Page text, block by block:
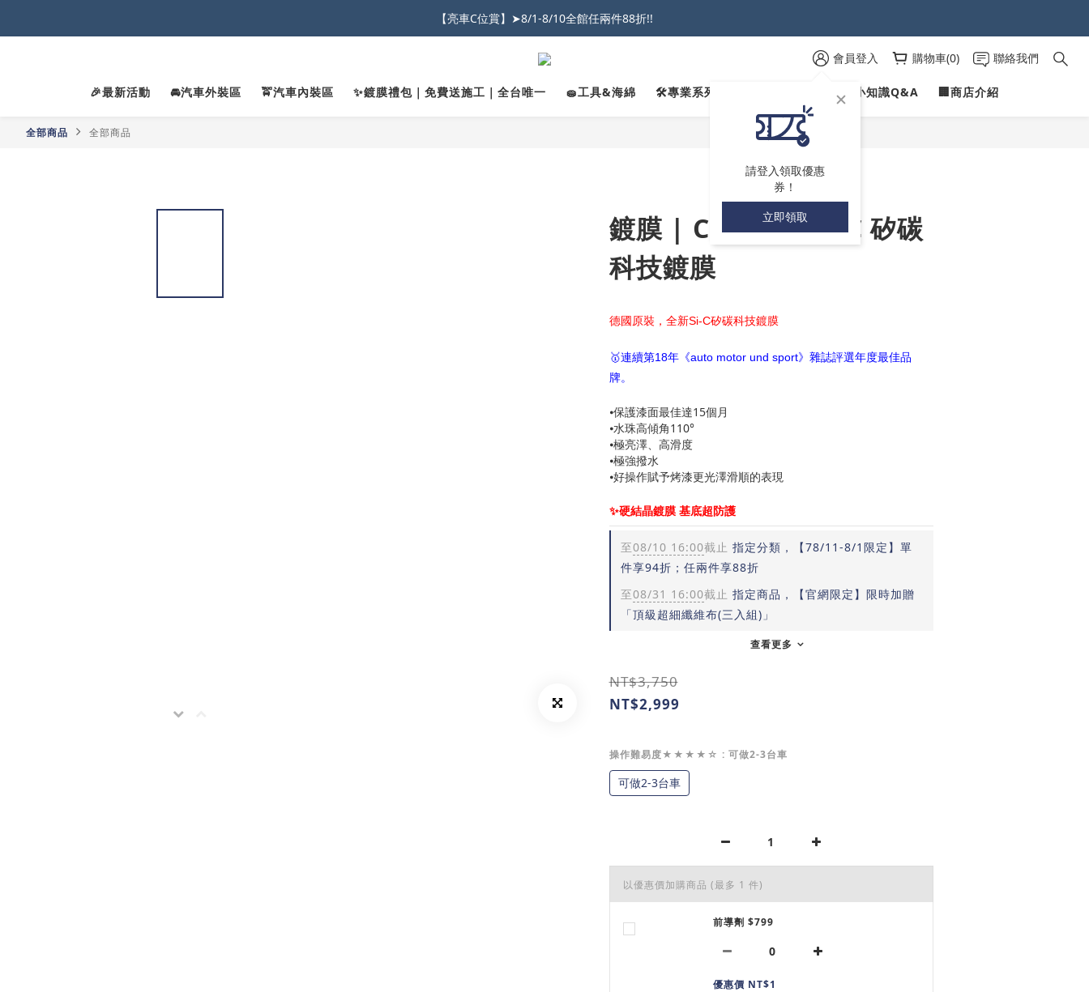
2026車友推薦新車鍍膜１００% 成功的秘訣，全靠這組😎　 ( 查看鍍膜攻略✔ )
【亮車C位賞】➤8/1-8/10全館任兩件88折!!
★限時 :滿$499 ➨超商免運★
2026車友推薦新車鍍膜１００% 成功的秘訣，全靠這組😎　 ( 查看鍍膜攻略✔ )
會員登入
請登入領取優惠
券！
立即領取
購物車(0) 聯絡我們
🎉最新活動 🚘汽車外裝區 🚖汽車內裝區 ✨鍍膜禮包｜免費送施工｜全台唯一 🧽工具&海綿 🛠️專業系列｜PROFILINE ✍愛車小知識Q&A 🏢商店介紹
全部商品 全部商品
鍍膜 | CC ONE | SiC 矽碳
科技鍍膜
德國原裝，全新Si-C矽碳科技鍍膜
🥇連續第18年《auto motor und sport》雜誌評選年度最佳品
牌。
⦁保護漆面最佳達15個月
⦁水珠高傾角110°
⦁極亮澤、高滑度
⦁極強撥水
⦁好操作賦予烤漆更光澤滑順的表現
✨硬結晶鍍膜 基底超防護
至08/10 16:00截止 指定分類，【78/11-8/1限定】單
件享94折；任兩件享88折
至08/31 16:00截止 指定商品，【官網限定】限時加贈
「頂級超細纖維布(三入組)」
查看更多
NT$3,750
NT$2,999
操作難易度★★★★☆ : 可做2-3台車
可做2-3台車
以優惠價加購商品 (最多 1 件)
前導劑 $799
優惠價 NT$1